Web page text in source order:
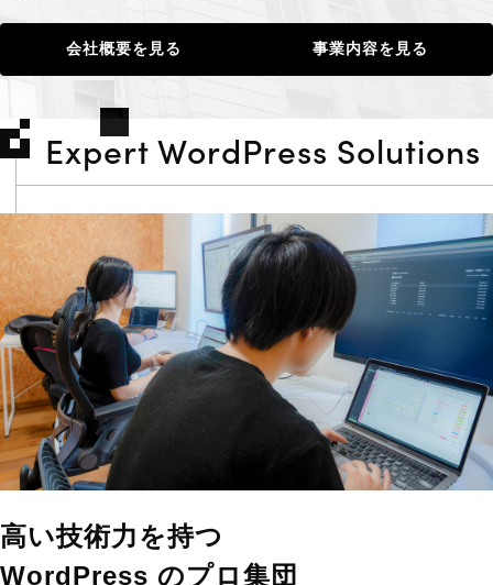
会社概要を見る 事業内容を見る
Expert WordPress Solutions
高い技術力を持つ
WordPress のプロ集団